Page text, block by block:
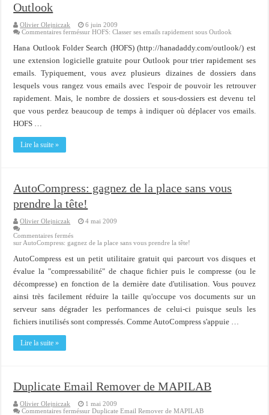
Outlook
Olivier Olejniczak
6 juin 2009
Commentaires ferméssur HOFS: Classer ses emails rapidement sous Outlook
Hana Outlook Folder Search (HOFS) (http://hanadaddy.com/outlook/) est
une extension logicielle gratuite pour Outlook pour trier rapidement ses
emails. Typiquement, vous avez plusieurs dizaines de dossiers dans
lesquels vous rangez vous emails avec l'espoir de pouvoir les retrouver
rapidement. Mais, le nombre de dossiers et sous-dossiers est devenu tel
que vous perdez beaucoup de temps à indiquer où déplacer vos emails.
HOFS …
Lire la suite »
AutoCompress: gagnez de la place sans vous
prendre la tête!
Olivier Olejniczak
4 mai 2009
Commentaires fermés
sur AutoCompress: gagnez de la place sans vous prendre la tête!
AutoCompress est un petit utilitaire gratuit qui parcourt vos disques et
évalue la "compressabilité" de chaque fichier puis le compresse (ou le
décompresse) en fonction de la dernière date d'utilisation. Vous pouvez
ainsi très facilement réduire la taille qu'occupe vos documents sur un
serveur sans dégrader les performances de celui-ci puisque seuls les
fichiers inutilisés sont compressés. Comme AutoCompress s'appuie …
Lire la suite »
Duplicate Email Remover de MAPILAB
Olivier Olejniczak
1 mai 2009
Commentaires ferméssur Duplicate Email Remover de MAPILAB